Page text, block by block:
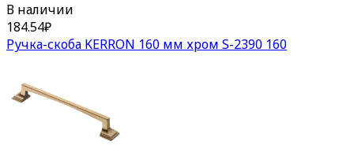
В наличии
184.54₽
Ручка-скоба KERRON 160 мм хром S-2390 160